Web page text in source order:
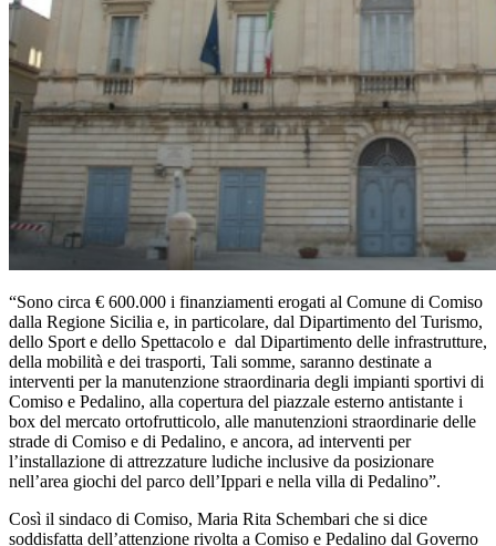
“Sono circa € 600.000 i finanziamenti erogati al Comune di Comiso
dalla Regione Sicilia e, in particolare, dal Dipartimento del Turismo,
dello Sport e dello Spettacolo e dal Dipartimento delle infrastrutture,
della mobilità e dei trasporti, Tali somme, saranno destinate a
interventi per la manutenzione straordinaria degli impianti sportivi di
Comiso e Pedalino, alla copertura del piazzale esterno antistante i
box del mercato ortofrutticolo, alle manutenzioni straordinarie delle
strade di Comiso e di Pedalino, e ancora, ad interventi per
l’installazione di attrezzature ludiche inclusive da posizionare
nell’area giochi del parco dell’Ippari e nella villa di Pedalino”.
Così il sindaco di Comiso, Maria Rita Schembari che si dice
soddisfatta dell’attenzione rivolta a Comiso e Pedalino dal Governo